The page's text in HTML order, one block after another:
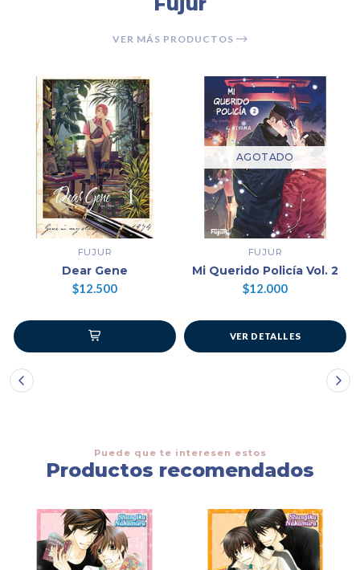
VER MÁS PRODUCTOS
FUJUR
Dear Gene
$12.500
AGOTADO
FUJUR
Mi Querido Policía Vol. 2
$12.000
VER DETALLES
Puede que te interesen estos
Productos recomendados